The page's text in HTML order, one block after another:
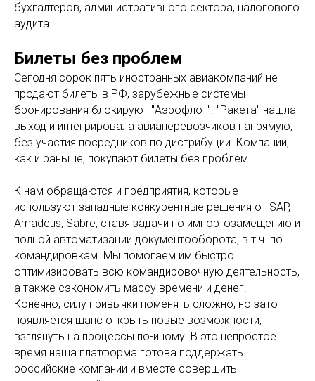
бухгалтеров, административного сектора, налогового
аудита.
Билеты без проблем
Сегодня сорок пять иностранных авиакомпаний не
продают билеты в РФ, зарубежные системы
бронирования блокируют "Аэрофлот". "Ракета" нашла
выход и интегрировала авиаперевозчиков напрямую,
без участия посредников по дистрибуции. Компании,
как и раньше, покупают билеты без проблем.
К нам обращаются и предприятия, которые
используют западные конкурентные решения от SAP,
Amadeus, Sabre, ставя задачи по импортозамещению и
полной автоматизации документооборота, в т.ч. по
командировкам. Мы помогаем им быстро
оптимизировать всю командировочную деятельность,
а также сэкономить массу времени и денег.
Конечно, силу привычки поменять сложно, но зато
появляется шанс открыть новые возможности,
взглянуть на процессы по-иному. В это непростое
время наша платформа готова поддержать
российские компании и вместе совершить